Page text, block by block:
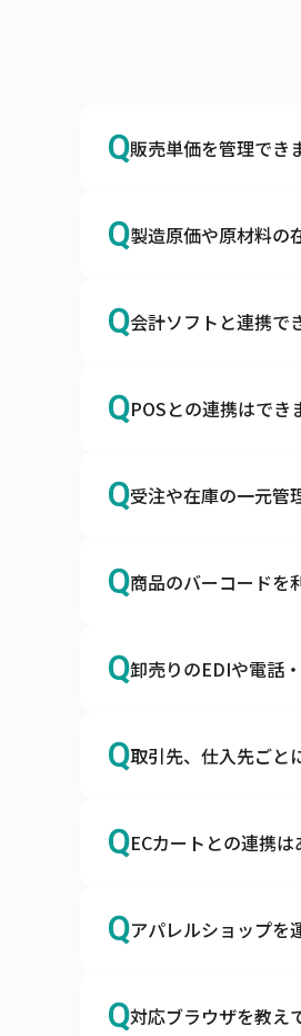
Q販売単価を管理でき
A
販売単価マスタやグ
Q製造原価や原材料の
A
構成品をマスタ登録
Q会計ソフトと連携で
A
キャムマックスで売
QPOSとの連携はでき
A
スマレジ・Squareの
Q受注や在庫の一元管
A
自社ECやモール、
Q商品のバーコードを
A
ハンディターミナル
Q卸売りのEDIや電話
A
キャムマックスには
Q取引先、仕入先ごと
A
キャムマックスは帳
QECカートとの連携は
A
キャムマックスはB
Qアパレルショップを
A
キャムマックスはア
Q対応ブラウザを教え